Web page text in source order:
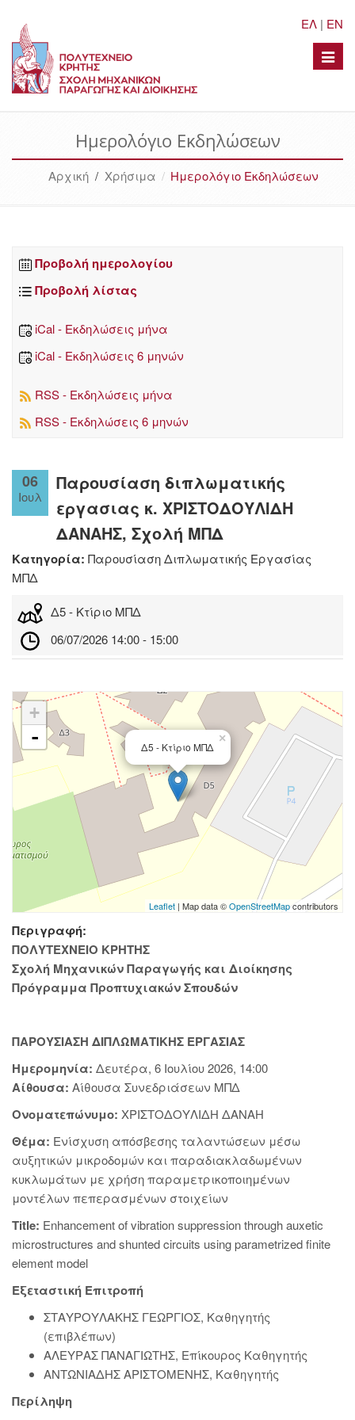
ΕΛ | EN
Toggle
Ημερολόγιο Εκδηλώσεων
Αρχική / Χρήσιμα Ημερολόγιο Εκδηλώσεων
Προβολή ημερολογίου
Προβολή λίστας
iCal - Εκδηλώσεις μήνα
iCal - Εκδηλώσεις 6 μηνών
RSS - Εκδηλώσεις μήνα
RSS - Εκδηλώσεις 6 μηνών
06
Ιουλ
Παρουσίαση διπλωματικής
εργασιας κ. ΧΡΙΣΤΟΔΟΥΛΙΔΗ
ΔΑΝΑΗΣ, Σχολή ΜΠΔ
Κατηγορία: Παρουσίαση Διπλωματικής Εργασίας
ΜΠΔ
Δ5 - Κτίριο ΜΠΔ
06/07/2026 14:00 - 15:00
×
Δ5 - Κτίριο ΜΠΔ
+
-
Leaflet | Map data ©OpenStreetMapcontributors
Περιγραφή:
ΠΟΛΥΤΕΧΝΕΙΟ ΚΡΗΤΗΣ
Σχολή Μηχανικών Παραγωγής και Διοίκησης
Πρόγραμμα Προπτυχιακών Σπουδών
ΠΑΡΟΥΣΙΑΣΗ ΔΙΠΛΩΜΑΤΙΚΗΣ ΕΡΓΑΣΙΑΣ
Ημερομηνία: Δευτέρα, 6 Ιουλίου 2026, 14:00
Αίθουσα: Αίθουσα Συνεδριάσεων ΜΠΔ
Ονοματεπώνυμο: ΧΡΙΣΤΟΔΟΥΛΙΔΗ ΔΑΝΑΗ
Θέμα: Ενίσχυση απόσβεσης ταλαντώσεων μέσω
αυξητικών μικροδομών και παραδιακλαδωμένων
κυκλωμάτων με χρήση παραμετρικοποιημένων
μοντέλων πεπερασμένων στοιχείων
Title: Enhancement of vibration suppression through auxetic
microstructures and shunted circuits using parametrized finite
element model
Εξεταστική Επιτροπή
ΣΤΑΥΡΟΥΛΑΚΗΣ ΓΕΩΡΓΙΟΣ, Καθηγητής
(επιβλέπων)
ΑΛΕΥΡΑΣ ΠΑΝΑΓΙΩΤΗΣ, Επίκουρος Καθηγητής
ΑΝΤΩΝΙΑΔΗΣ ΑΡΙΣΤΟΜΕΝΗΣ, Καθηγητής
Περίληψη